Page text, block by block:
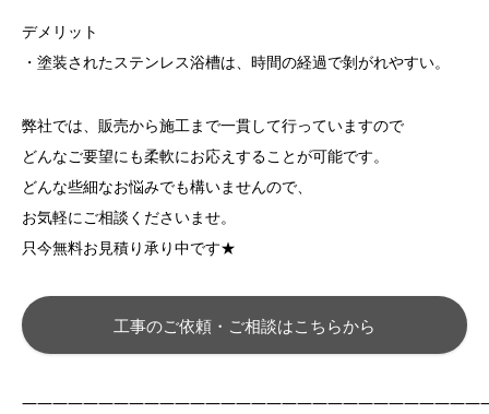
デメリット
・塗装されたステンレス浴槽は、時間の経過で剝がれやすい。
弊社では、販売から施工まで一貫して行っていますので
どんなご要望にも柔軟にお応えすることが可能です。
どんな些細なお悩みでも構いませんので、
お気軽にご相談くださいませ。
只今無料お見積り承り中です★
工事のご依頼・ご相談はこちらから